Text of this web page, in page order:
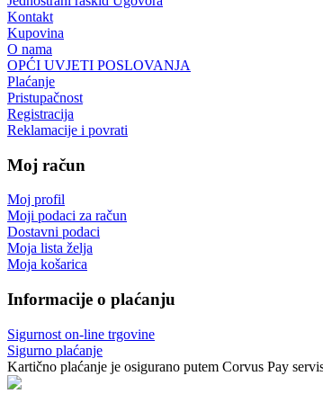
Kontakt
Kupovina
O nama
OPĆI UVJETI POSLOVANJA
Plaćanje
Pristupačnost
Registracija
Reklamacije i povrati
Moj račun
Moj profil
Moji podaci za račun
Dostavni podaci
Moja lista želja
Moja košarica
Informacije o plaćanju
Sigurnost on-line trgovine
Sigurno plaćanje
Kartično plaćanje je osigurano putem Corvus Pay